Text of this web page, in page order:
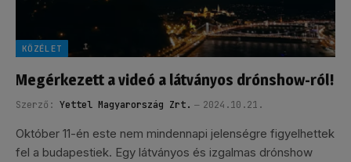
KÖZÉLET
Megérkezett a videó a látványos drónshow-ról!
Szerző: Yettel Magyarország Zrt. 2024.10.21.
Október 11-én este nem mindennapi jelenségre figyelhettek
fel a budapestiek. Egy látványos és izgalmas drónshow